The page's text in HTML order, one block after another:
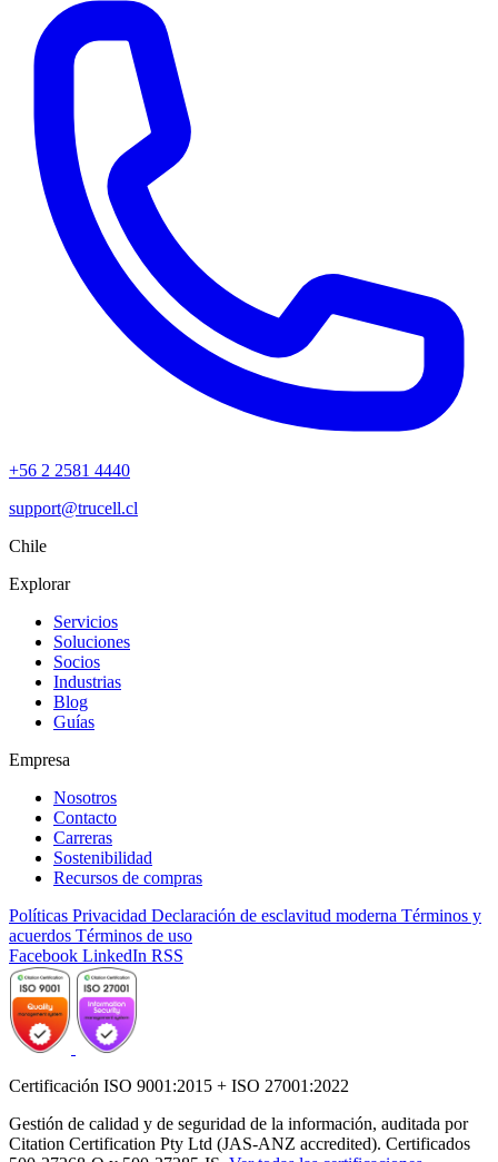
+56 2 2581 4440
support@trucell.cl
Chile
Explorar
Servicios
Soluciones
Socios
Industrias
Blog
Guías
Empresa
Nosotros
Contacto
Carreras
Sostenibilidad
Recursos de compras
Políticas Privacidad Declaración de esclavitud moderna Términos y
acuerdos Términos de uso
Facebook LinkedIn RSS
Certificación ISO 9001:2015 + ISO 27001:2022
Gestión de calidad y de seguridad de la información, auditada por
Citation Certification Pty Ltd (JAS-ANZ accredited). Certificados